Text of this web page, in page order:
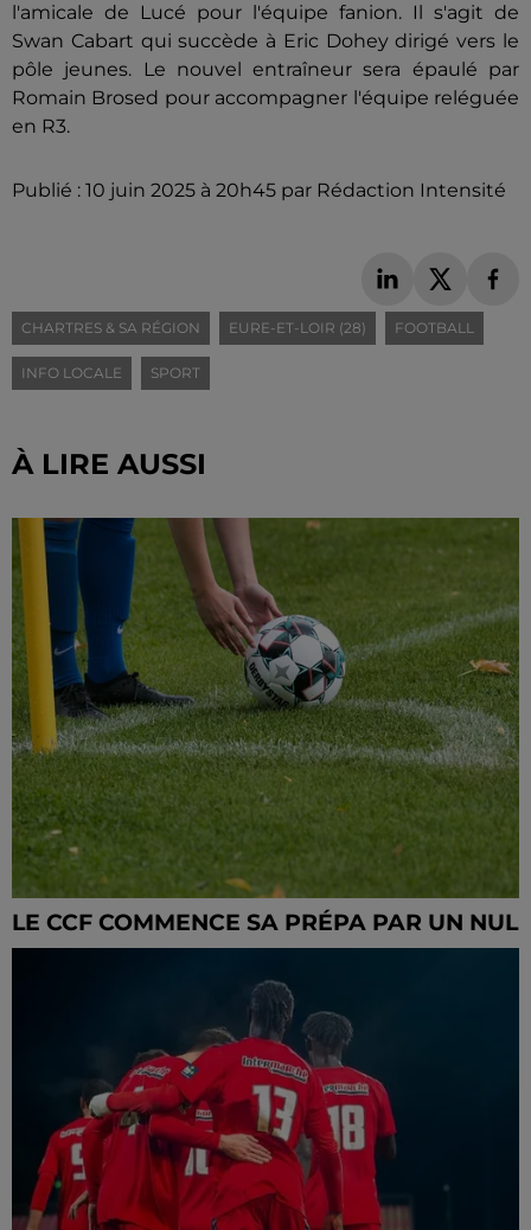
l'amicale de Lucé pour l'équipe fanion. Il s'agit de
Swan Cabart qui succède à Eric Dohey dirigé vers le
pôle jeunes. Le nouvel entraîneur sera épaulé par
Romain Brosed pour accompagner l'équipe reléguée
en R3.
Publié : 10 juin 2025 à 20h45 par Rédaction Intensité
CHARTRES & SA RÉGION EURE-ET-LOIR (28) FOOTBALL
INFO LOCALE SPORT
À LIRE AUSSI
LE CCF COMMENCE SA PRÉPA PAR UN NUL